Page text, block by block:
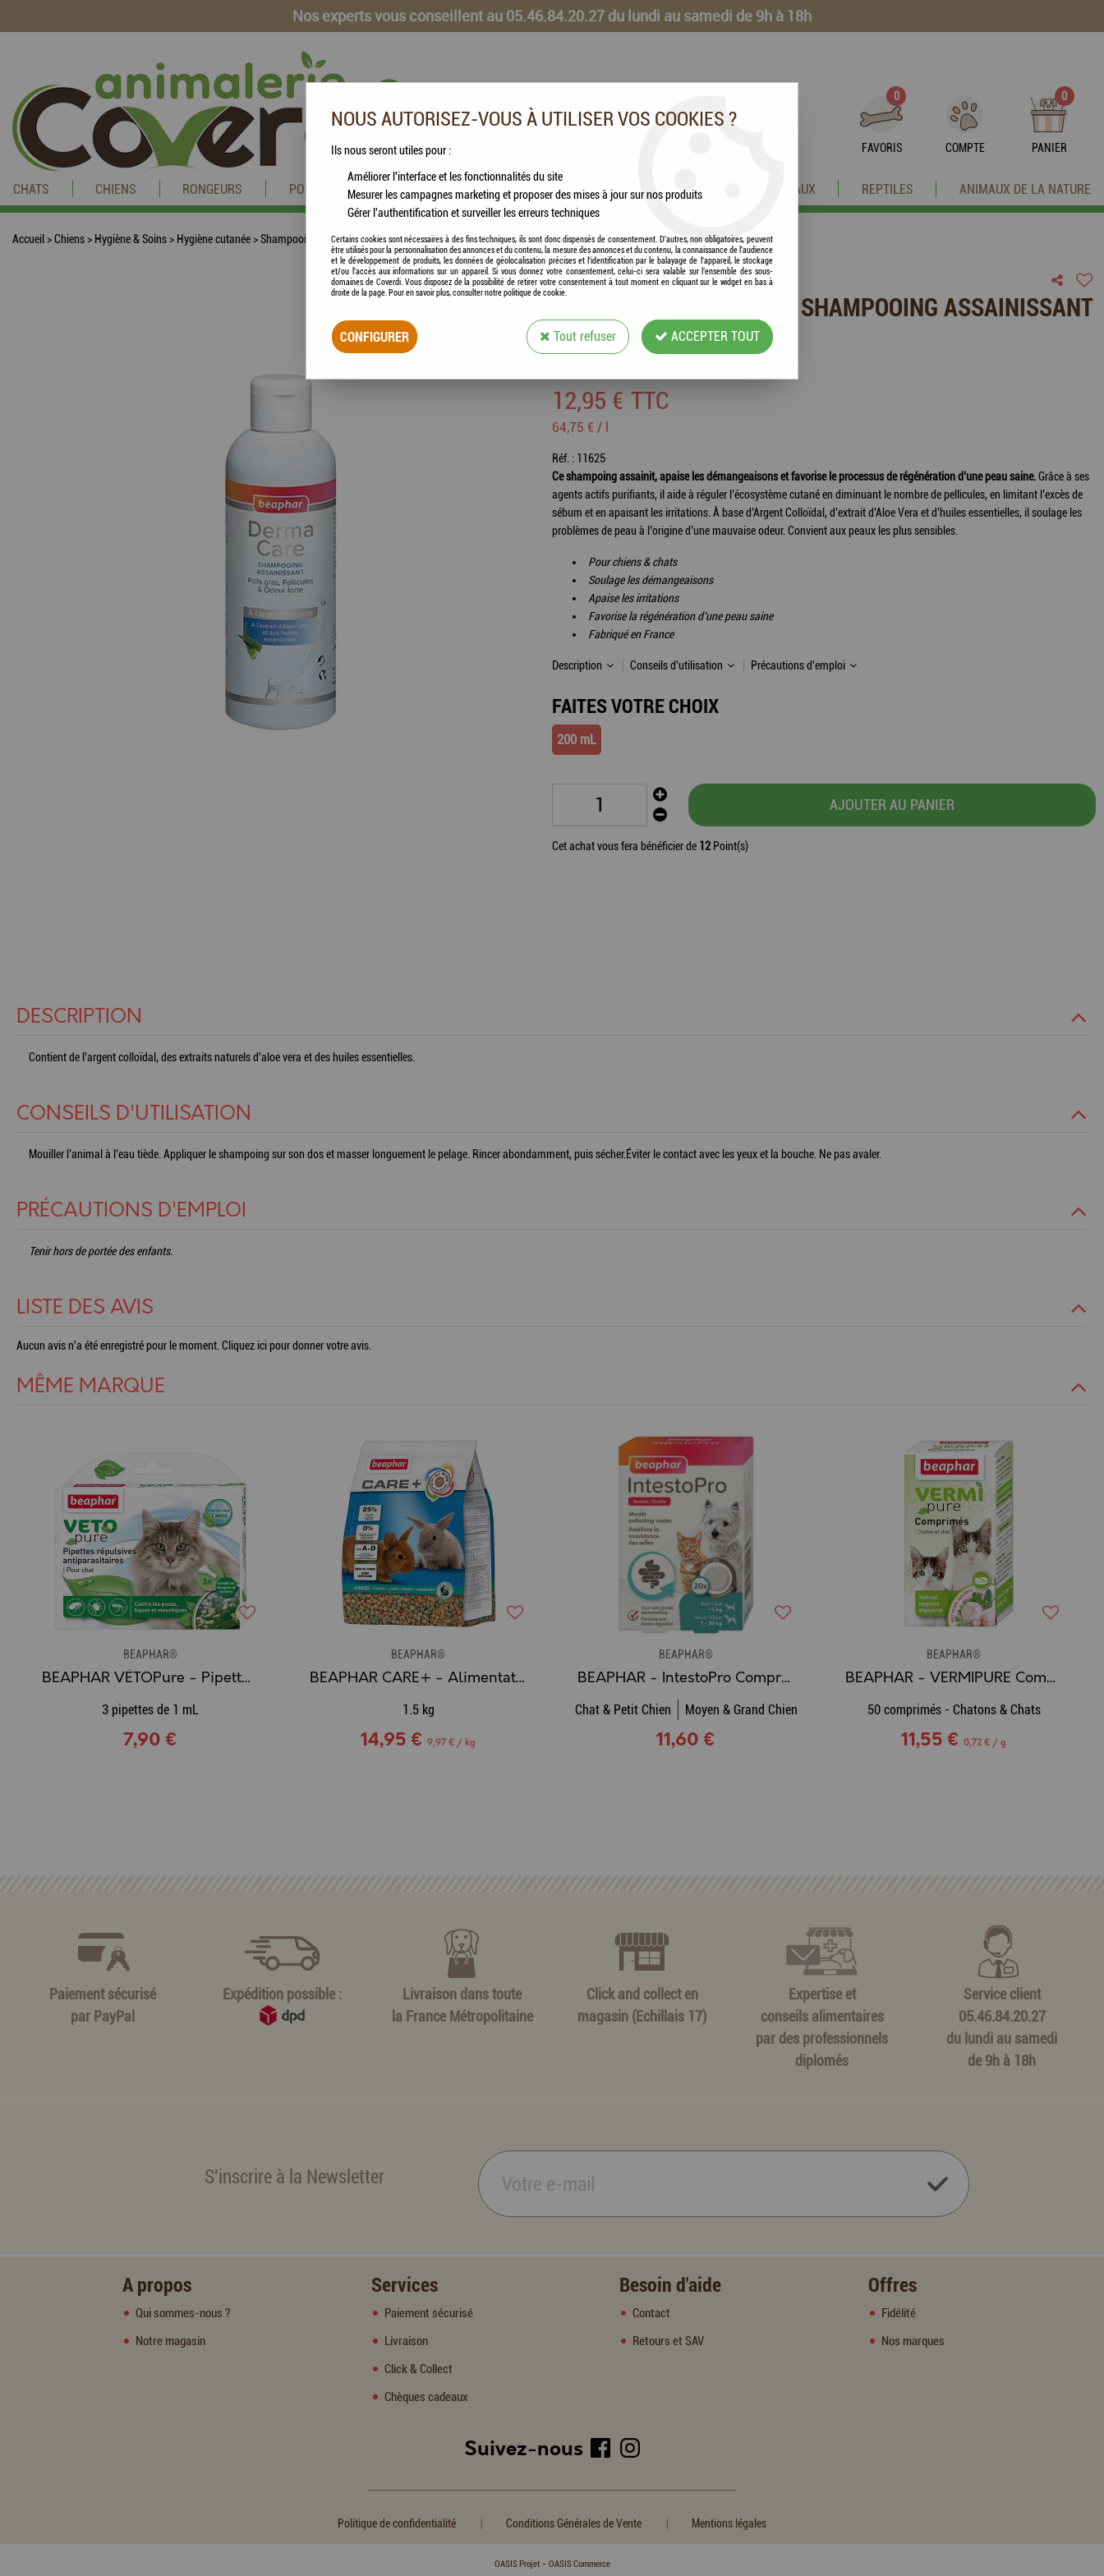
Nos experts vous conseillent au 05.46.84.20.27 du lundi au samedi de 9h à 18h
0
FAVORIS COMPTE
0
PANIER
CHATS CHIENS RONGEURS POISSONS CHEVAUX VOLAILLES ANIMAUX DE LA FERME OISEAUX REPTILES ANIMAUX DE LA NATURE
Accueil >Chiens> Hygiène & Soins> Hygiène cutanée>Shampooings >BEAPHAR - DermaCare Shampooing Assainissant Chien & Chat
BEAPHAR - DERMACARE SHAMPOOING ASSAINISSANT
CHIEN & CHAT
12,95 € TTC
64,75 € / l
Réf. : 11625
Ce shampoing assainit, apaise les démangeaisons et favorise le processus de régénération d’une peau saine.Grâce à ses
agents actifs purifiants, il aide à réguler l’écosystème cutané en diminuant le nombre de pellicules, en limitant l’excès de
sébum et en apaisant les irritations. À base d’Argent Colloïdal, d’extrait d’Aloe Vera et d’huiles essentielles, il soulage les
problèmes de peau à l’origine d’une mauvaise odeur. Convient aux peaux les plus sensibles.
Pour chiens & chats
Soulage les démangeaisons
Apaise les irritations
Favorise la régénération d’une peau saine
Fabriqué en France
Description Conseils d'utilisation Précautions d'emploi
FAITES VOTRE CHOIX
200 mL
AJOUTER AU PANIER
Cet achat vous fera bénéficier de 12Point(s)
DESCRIPTION
Contient de l'argent colloïdal, des extraits naturels d'aloe vera et des huiles essentielles.
CONSEILS D'UTILISATION
Mouiller l’animal à l’eau tiède. Appliquer le shampoing sur son dos et masser longuement le pelage. Rincer abondamment, puis sécher.Éviter le contact avec les yeux et la bouche. Ne pas avaler.
PRÉCAUTIONS D'EMPLOI
Tenir hors de portée des enfants.
LISTE DES AVIS
Aucun avis n'a été enregistré pour le moment.Cliquez ici pour donner votre avis.
MÊME MARQUE
BEAPHAR®
BEAPHAR VÉTOPure - Pipettes répulsives antiparasitaires Chat Adulte
3 pipettes de 1 mL
7,90 €
BEAPHAR®
BEAPHAR CARE+ - Alimentation extrudée Super Premium pour Lapin Junior
1.5 kg
14,95 € 9,97 € / kg
BEAPHAR®
BEAPHAR - IntestoPro Comprimés (Boîte de 20 cp)
Chat & Petit Chien Moyen & Grand Chien
11,60 €
BEAPHAR®
BEAPHAR - VERMIPURE Comprimés d'hygiène digestive chaton & chat
50 comprimés - Chatons & Chats
11,55 € 0,72 € / g
Paiement sécurisé
par PayPal
Expédition possible :
Livraison dans toute
la France Métropolitaine
Click and collect en
magasin (Echillais 17)
Expertise et
conseils alimentaires
par des professionnels
diplomés
Service client
05.46.84.20.27
du lundi au samedi
de 9h à 18h
S'inscrire à la Newsletter
A propos
Qui sommes-nous ?
Notre magasin
Services
Paiement sécurisé
Livraison
Click & Collect
Chèques cadeaux
Besoin d'aide
Contact
Retours et SAV
Offres
Fidélité
Nos marques
Suivez-nous
Politique de confidentialité Conditions Générales de Vente Mentions légales
OASIS Projet- OASIS Commerce
NOUS AUTORISEZ-VOUS À UTILISER VOS COOKIES ?
Ils nous seront utiles pour :
Améliorer l'interface et les fonctionnalités du site
Mesurer les campagnes marketing et proposer des mises à jour sur nos produits
Gérer l'authentification et surveiller les erreurs techniques
Certains cookies sont nécessaires à des fins techniques, ils sont donc dispensés de consentement. D'autres, non obligatoires, peuvent
être utilisés pour la personnalisation des annonces et du contenu, la mesure des annonces et du contenu, la connaissance de l'audience
et le développement de produits, les données de géolocalisation précises et l'identification par le balayage de l'appareil, le stockage
et/ou l'accès aux informations sur un appareil. Si vous donnez votre consentement, celui-ci sera valable sur l’ensemble des sous-
domaines de Coverdi. Vous disposez de la possibilité de retirer votre consentement à tout moment en cliquant sur le widget en bas à
droite de la page. Pour en savoir plus, consulter notre politique de cookie.
CONFIGURER Tout refuser ACCEPTER TOUT